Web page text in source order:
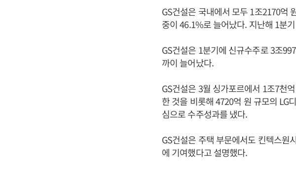
GS건설은 국내에서 모두 1조2170억
중이 46.1%로 늘어났다. 지난해 1분
GS건설은 1분기에 신규수주로 3조
까이 늘어났다.
GS건설은 3월 싱가포르에서 1조7천
한 것을 비롯해 4720억 원 규모의 LG
심으로 수주성과를 냈다.
GS건설은 주택 부문에서도 킨텍스원
에 기여했다고 설명했다.